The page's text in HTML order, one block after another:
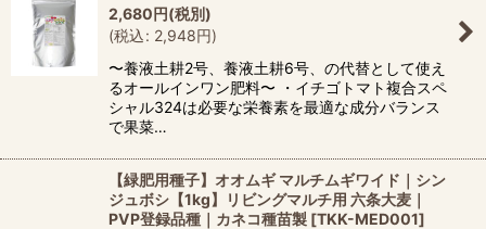
2,680円(税別)
(税込: 2,948円)
〜養液土耕2号、養液土耕6号、の代替として使え
るオールインワン肥料〜 ・イチゴトマト複合スペ
シャル324は必要な栄養素を最適な成分バランス
で果菜…
【緑肥用種子】オオムギ マルチムギワイド｜シン
ジュボシ【1kg】リビングマルチ用 六条大麦｜
PVP登録品種｜カネコ種苗製 [TKK-MED001]